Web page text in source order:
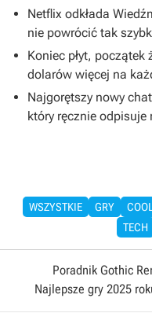
Netflix odkłada
nie powrócić tak
Koniec płyt,
dolarów więcej na
Najgorętszy nowy
który ręcznie odpisuje
WSZYSTKIE GRY
TECH
Poradnik Gothic
Najlepsze gry 2025